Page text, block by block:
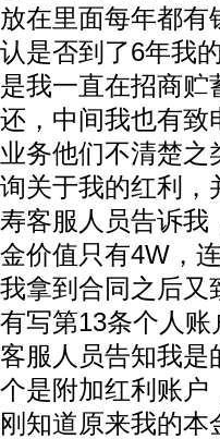
放在里面每年都有
认是否到了6年我
是我一直在招商贮
还，中间我也有致
业务他们不清楚之
询关于我的红利，
寿客服人员告诉我
金价值只有4W，
我拿到合同之后又
有写第13条个人
客服人员告知我是
个是附加红利账户
刚知道原来我的